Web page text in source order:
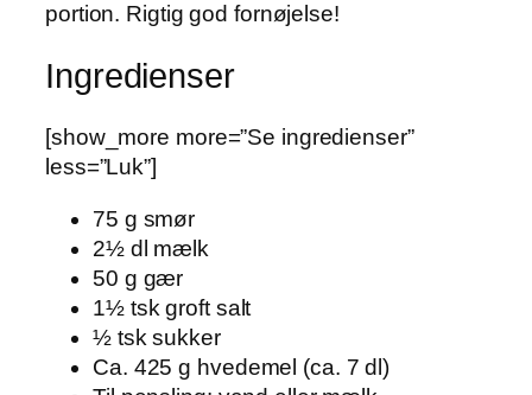
portion. Rigtig god fornøjelse!
Ingredienser
[show_more more=”Se ingredienser”
less=”Luk”]
75 g smør
2½ dl mælk
50 g gær
1½ tsk groft salt
½ tsk sukker
Ca. 425 g hvedemel (ca. 7 dl)